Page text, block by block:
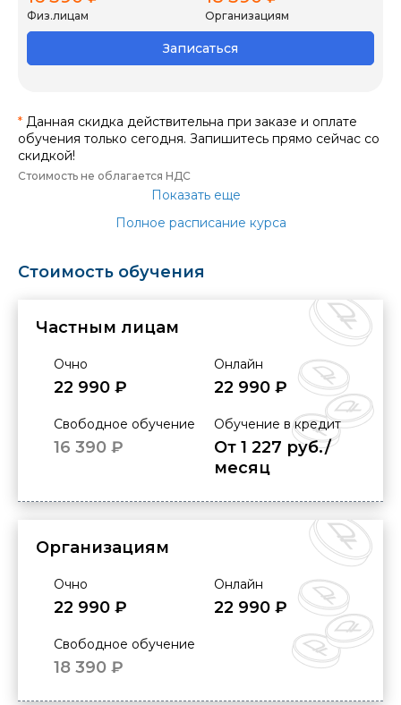
Физ.лицам Организациям
Записаться
* Данная скидка действительна при заказе и оплате
обучения только сегодня. Запишитесь прямо сейчас со
скидкой!
Стоимость не облагается НДС
Показать еще
Полное расписание курса
Стоимость обучения
Частным лицам
Очно
22 990 ₽
Онлайн
22 990 ₽
Свободное обучение
16 390 ₽
Обучение в кредит
От 1 227 руб./
месяц
Организациям
Очно
22 990 ₽
Онлайн
22 990 ₽
Свободное обучение
18 390 ₽